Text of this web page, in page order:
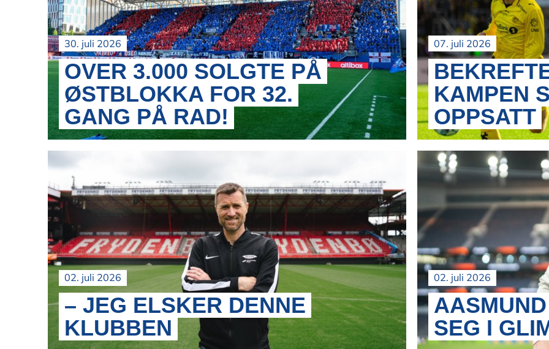
30. juli 2026
OVER 3.000 SOLGTE PÅ
ØSTBLOKKA FOR 32.
GANG PÅ RAD!
07. juli 2026
KAMPEN
OPPSATT
02. juli 2026
– JEG ELSKER DENNE
KLUBBEN
02. juli 2026
SEG I